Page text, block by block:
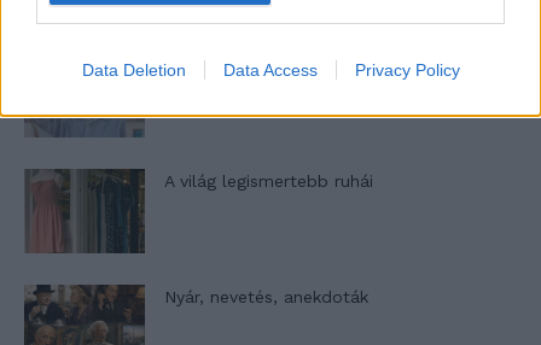
Data Deletion Data Access Privacy Policy
Woody Allen megosztó zsenialitása
A világ legismertebb ruhái
Nyár, nevetés, anekdoták